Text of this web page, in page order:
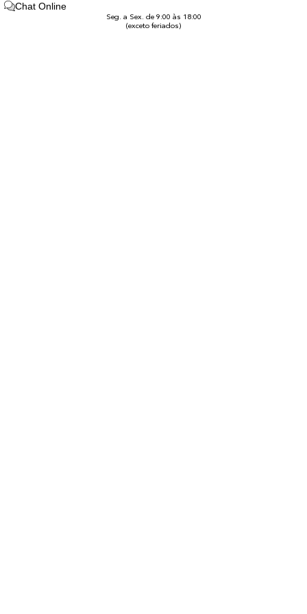
Chat Online
Seg. a Sex. de 9:00 às 18:00
(exceto feriados)